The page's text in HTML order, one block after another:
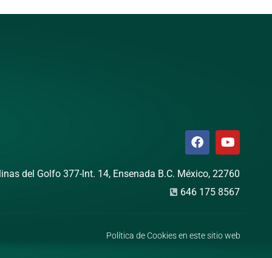
del Golfo 377-lnt. 14, Ensenada B.C. México, 22760
646 175 8567
Política de Cookies en este sitio web